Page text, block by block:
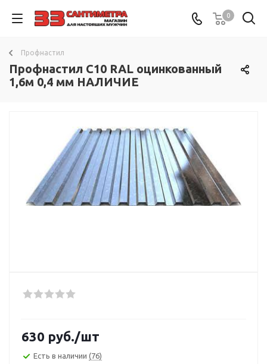
0
Профнастил
Профнастил С10 RAL оцинкованный
1,6м 0,4 мм НАЛИЧИЕ
630 руб./шт
Есть в наличии (76)